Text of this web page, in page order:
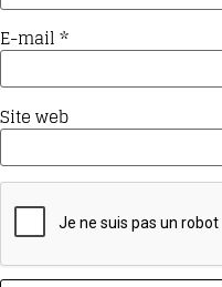
E-mail*
Site web